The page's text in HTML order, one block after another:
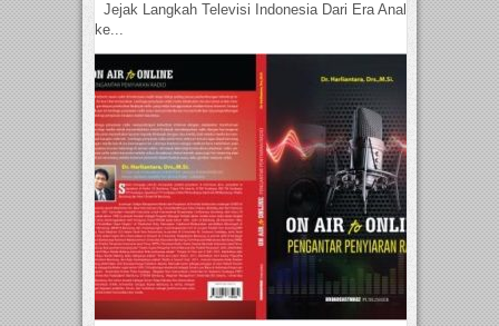
Jejak Langkah Televisi Indonesia Dari Era Analog
ke...